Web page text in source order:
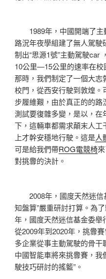
1989年，中國開端了主
路況年夜學組建了無人駕
制出“思源1號”主動駕駛car
10公里—15公里的速率在校
那時，我們制定了一個大
校門，從西安行駛到敦煌
步履維艱，由於真正的的
測試要復雜多變，是以，
下，這輛車都需求顛末人
上才幹安穩地行駛。這是人
可是給我們帶ROG電競椅
對挑釁的決計。
2008年，國度天然迷信
知盤算”嚴重研討打算。為
年，國度天然迷信基金委舉
從2009年到2020年，挑釁
多企業從事主動駕駛的骨
中國智能車將來挑釁賽，我
駛技巧研討的搖籃”。